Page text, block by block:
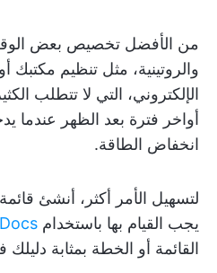
من الأفضل تخصيص بعض
والروتينية، مثل تنظيم
الإلكتروني، التي لا تتطلب
أواخر فترة بعد الظهر عندما
انخفاض الطاقة.
لتسهيل الأمر أكثر، أنشئ قائمة
يجب القيام بها باستخدام
القائمة أو الخطة بمثابة